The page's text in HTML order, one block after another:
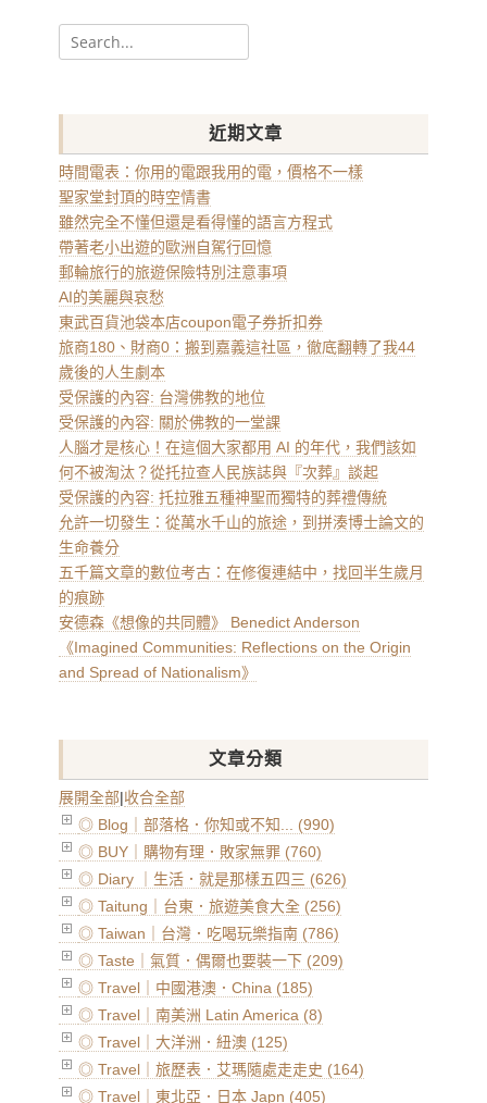
Search
for:
近期文章
時間電表：你用的電跟我用的電，價格不一樣
聖家堂封頂的時空情書
雖然完全不懂但還是看得懂的語言方程式
帶著老小出遊的歐洲自駕行回憶
郵輪旅行的旅遊保險特別注意事項
AI的美麗與哀愁
東武百貨池袋本店coupon電子券折扣券
旅商180、財商0：搬到嘉義這社區，徹底翻轉了我44
歲後的人生劇本
受保護的內容: 台灣佛教的地位
受保護的內容: 關於佛教的一堂課
人腦才是核心！在這個大家都用 AI 的年代，我們該如
何不被淘汰？從托拉查人民族誌與『次葬』談起
受保護的內容: 托拉雅五種神聖而獨特的葬禮傳統
允許一切發生：從萬水千山的旅途，到拼湊博士論文的
生命養分
五千篇文章的數位考古：在修復連結中，找回半生歲月
的痕跡
安德森《想像的共同體》 Benedict Anderson
《Imagined Communities: Reflections on the Origin
and Spread of Nationalism》
文章分類
展開全部|收合全部
◎ Blog｜部落格．你知或不知... (990)
◎ BUY｜購物有理．敗家無罪 (760)
◎ Diary ｜生活．就是那樣五四三 (626)
◎ Taitung｜台東．旅遊美食大全 (256)
◎ Taiwan｜台灣．吃喝玩樂指南 (786)
◎ Taste｜氣質．偶爾也要裝一下 (209)
◎ Travel｜中國港澳．China (185)
◎ Travel｜南美洲 Latin America (8)
◎ Travel｜大洋洲．紐澳 (125)
◎ Travel｜旅歷表．艾瑪隨處走走史 (164)
◎ Travel｜東北亞．日本 Japn (405)